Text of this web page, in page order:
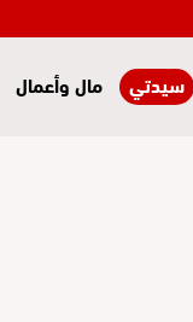
سيدتي مال وأعمال